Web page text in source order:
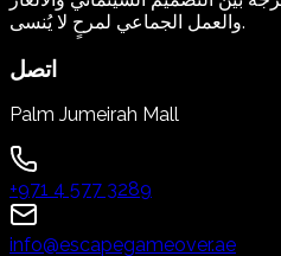
والعمل الجماعي لمرحٍ لا يُنسى.
اتصل
Palm Jumeirah Mall
+971 4 577 3289
info@escapegameover.ae